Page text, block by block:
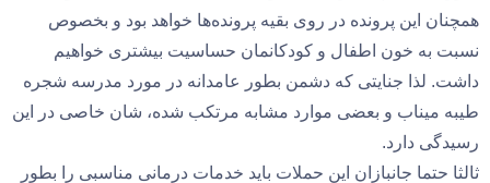
همچنان این پرونده در روی بقیه پرونده‌ها خواهد بود و بخصوص
نسبت به خون اطفال و کودکانمان حساسیت‌ بیشتری خواهیم
داشت. لذا جنایتی که دشمن بطور عامدانه در مورد مدرسه شجره
طیبه میناب و بعضی موارد مشابه مرتکب شده، شان خاصی در این
رسیدگی دارد.
ثالثا حتما جانبازان این حملات باید خدمات درمانی مناسبی را بطور